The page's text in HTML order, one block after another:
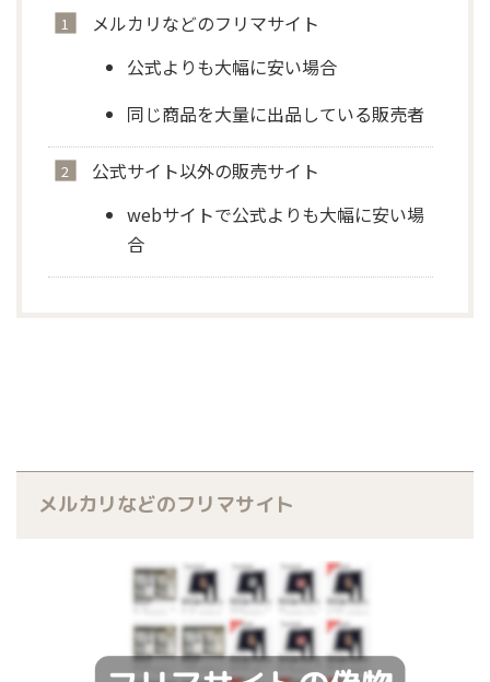
メルカリなどのフリマサイト
公式よりも大幅に安い場合
同じ商品を大量に出品している販売者
公式サイト以外の販売サイト
webサイトで公式よりも大幅に安い場
合
メルカリなどのフリマサイト